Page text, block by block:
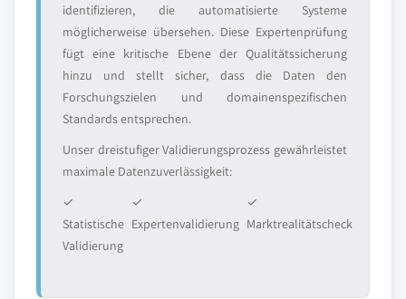
identifizieren, die automatisierte Systeme
möglicherweise übersehen. Diese Expertenprüfung
fügt eine kritische Ebene der Qualitätssicherung
hinzu und stellt sicher, dass die Daten den
Forschungszielen und domainenspezifischen
Standards entsprechen.
Unser dreistufiger Validierungsprozess gewährleistet
maximale Datenzuverlässigkeit:
✓
Statistische
Validierung
✓
Expertenvalidierung
✓
Marktrealitätscheck